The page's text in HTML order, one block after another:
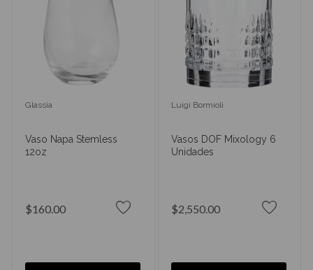
Glassia
Vaso Napa Stemless
12oz
$160.00
Luigi Bormioli
Vasos DOF Mixology 6
Unidades
$2,550.00